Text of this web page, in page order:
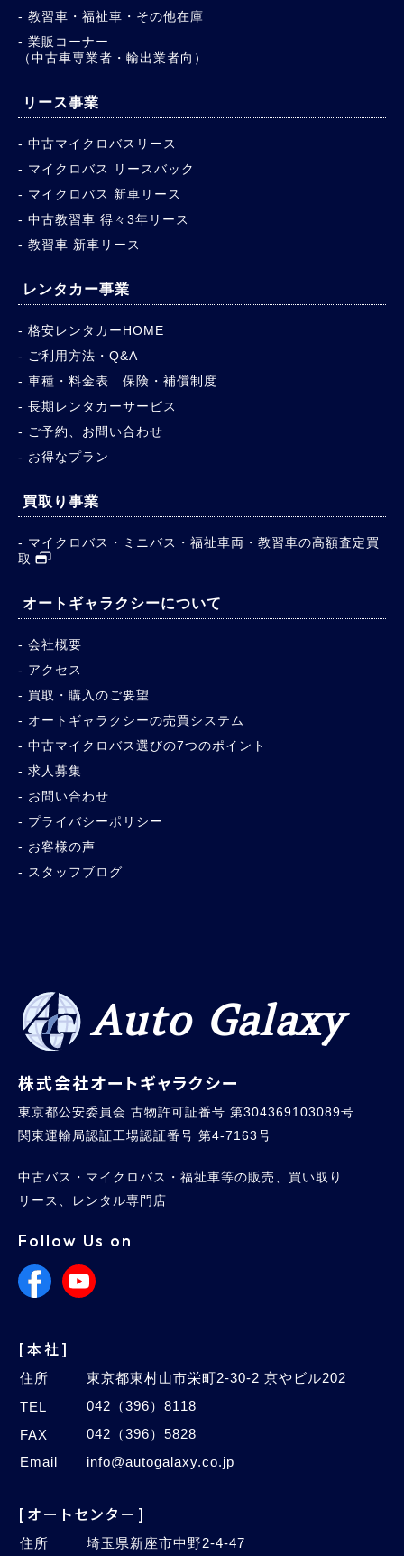
教習車・福祉車・その他在庫
業販コーナー
（中古車専業者・輸出業者向）
リース事業
中古マイクロバスリース
マイクロバス リースバック
マイクロバス 新車リース
中古教習車 得々3年リース
教習車 新車リース
レンタカー事業
格安レンタカーHOME
ご利用方法・Q&A
車種・料金表 保険・補償制度
長期レンタカーサービス
ご予約、お問い合わせ
お得なプラン
買取り事業
マイクロバス・ミニバス・福祉車両・教習車の高額査定買
取
オートギャラクシーについて
会社概要
アクセス
買取・購入のご要望
オートギャラクシーの売買システム
中古マイクロバス選びの7つのポイント
求人募集
お問い合わせ
プライバシーポリシー
お客様の声
スタッフブログ
Auto Galaxy
株式会社オートギャラクシー
東京都公安委員会 古物許可証番号 第304369103089号
関東運輸局認証工場認証番号 第4-7163号
中古バス・マイクロバス・福祉車等の販売、買い取り
リース、レンタル専門店
Follow Us on
[本社]
住所
東京都東村山市栄町2-30-2 京やビル202
TEL
042（396）8118
FAX
042（396）5828
Email
info@autogalaxy.co.jp
[オートセンター]
住所 埼玉県新座市中野2-4-47